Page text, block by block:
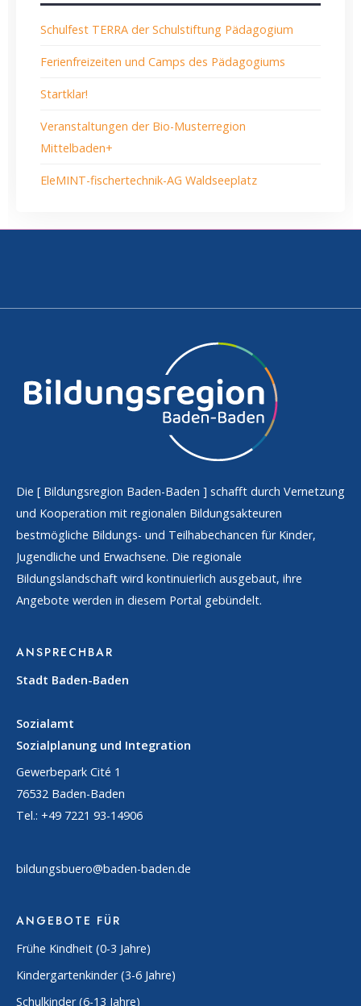
Schulfest TERRA der Schulstiftung Pädagogium
Ferienfreizeiten und Camps des Pädagogiums
Startklar!
Veranstaltungen der Bio-Musterregion
Mittelbaden+
EleMINT-fischertechnik-AG Waldseeplatz
Die [ Bildungsregion Baden-Baden ] schafft durch Vernetzung
und Kooperation mit regionalen Bildungsakteuren
bestmögliche Bildungs- und Teilhabechancen für Kinder,
Jugendliche und Erwachsene. Die regionale
Bildungslandschaft wird kontinuierlich ausgebaut, ihre
Angebote werden in diesem Portal gebündelt.
ANSPRECHBAR
Stadt Baden-Baden
Sozialamt
Sozialplanung und Integration
Gewerbepark Cité 1
76532 Baden-Baden
Tel.: +49 7221 93-14906
bildungsbuero@baden-baden.de
ANGEBOTE FÜR
Frühe Kindheit (0-3 Jahre)
Kindergartenkinder (3-6 Jahre)
Schulkinder (6-13 Jahre)